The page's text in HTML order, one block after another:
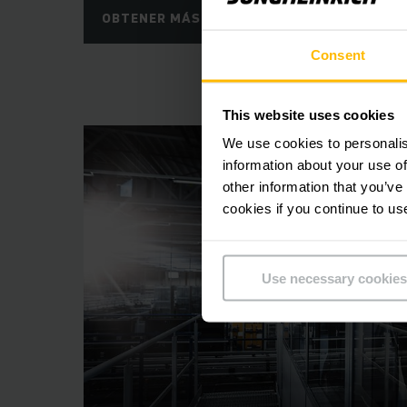
Consent
This website uses cookies
We use cookies to
information about your use
other information that
cookies if you continue to
Use necessary
Sin embargo, la
servicio Post-venta
Un centro de
disponibilidad
de procesos,
concebir e
y competente
OBTENER MÁS INFORMACIÓN